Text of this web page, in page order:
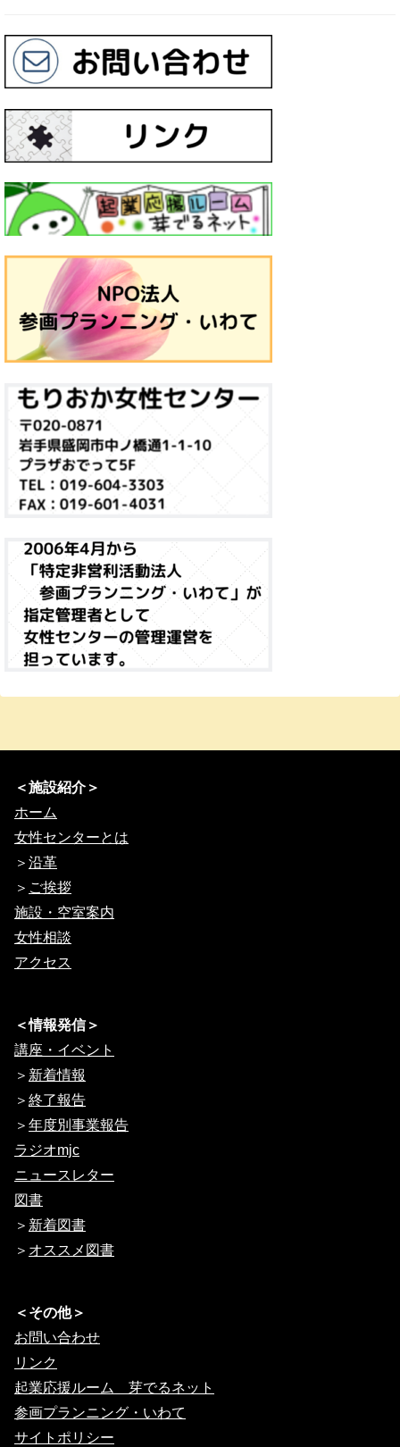
＜施設紹介＞
ホーム
女性センターとは
＞ 沿革
＞ ご挨拶
施設・空室案内
女性相談
アクセス
＜情報発信＞
講座・イベント
＞ 新着情報
＞ 終了報告
＞ 年度別事業報告
ラジオmjc
ニュースレター
図書
＞ 新着図書
＞ オススメ図書
＜その他＞
お問い合わせ
リンク
起業応援ルーム 芽でるネット
参画プランニング・いわて
サイトポリシー